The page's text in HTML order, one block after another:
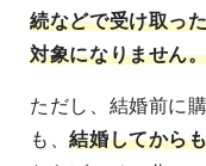
続などで受け取っ
対象になりません
ただし、結婚前に
も、結婚してから